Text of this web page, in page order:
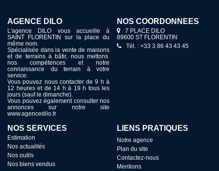
AGENCE DILO
L'agence DILO vous accueille à
SAINT FLORENTIN sur la place du
même nom.
Spécialisée dans la vente de maisons
et de terrains à bâtir, nous mettons
nos compétences et notre
connaissance du terrain à votre
service.
Vous pouvez nous contacter de 9 h à
12 heures et de 14 h à 19 h tous les
jours (sauf le dimanche).
Vous pouvez également consulter nos
annonces sur notre site
www.agencedilo.fr
NOS COORDONNÉES
7 PLACE DILO
89600 ST FLORENTIN
Tél. : +33 3 86 43 43 45
NOS SERVICES
Estimation
Nos actualités
Nos outils
Nos biens vendus
LIENS PRATIQUES
Notre agence
Plan du site
Contactez-nous
Mentions